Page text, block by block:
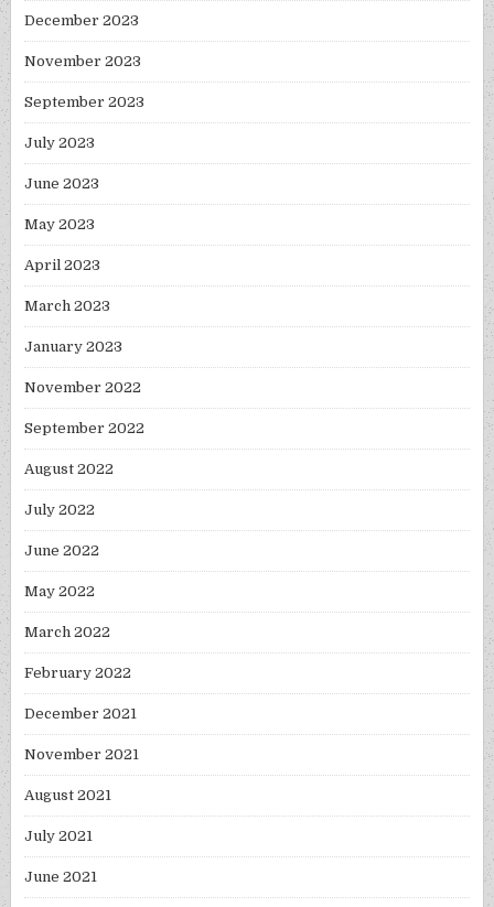
December 2023
November 2023
September 2023
July 2023
June 2023
May 2023
April 2023
March 2023
January 2023
November 2022
September 2022
August 2022
July 2022
June 2022
May 2022
March 2022
February 2022
December 2021
November 2021
August 2021
July 2021
June 2021